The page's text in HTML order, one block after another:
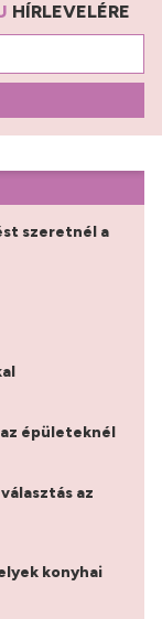
HÍRLEVELÉRE
szeretnél a
épületeknél
az
konyhai